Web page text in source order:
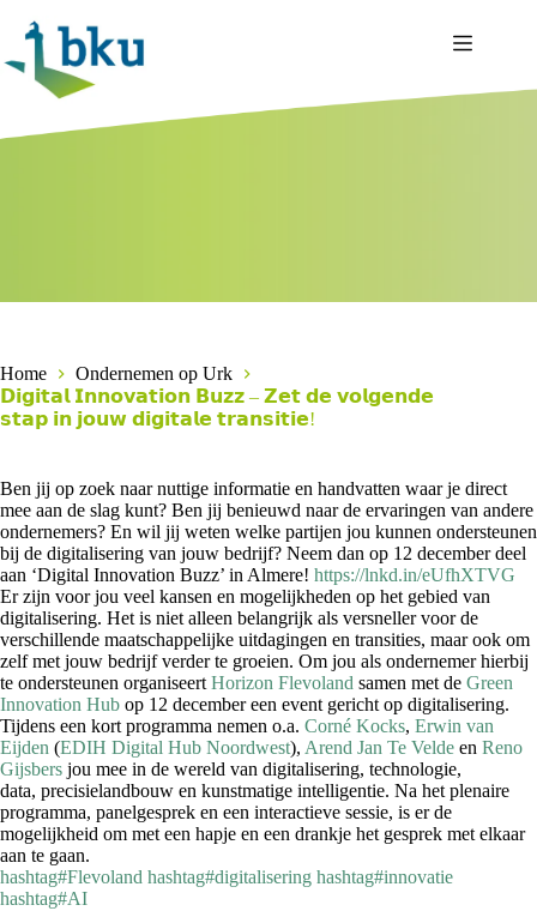
naar
inhoud
Home
Ondernemen op Urk
𝗗𝗶𝗴𝗶𝘁𝗮𝗹 𝗜𝗻𝗻𝗼𝘃𝗮𝘁𝗶𝗼𝗻 𝗕𝘂𝘇𝘇 – 𝗭𝗲𝘁 𝗱𝗲 𝘃𝗼𝗹𝗴𝗲𝗻𝗱𝗲
𝘀𝘁𝗮𝗽 𝗶𝗻 𝗷𝗼𝘂𝘄 𝗱𝗶𝗴𝗶𝘁𝗮𝗹𝗲 𝘁𝗿𝗮𝗻𝘀𝗶𝘁𝗶𝗲!
Ben jij op zoek naar nuttige informatie en handvatten waar je direct
mee aan de slag kunt? Ben jij benieuwd naar de ervaringen van andere
ondernemers? En wil jij weten welke partijen jou kunnen ondersteunen
bij de digitalisering van jouw bedrijf? Neem dan op 12 december deel
aan ‘Digital Innovation Buzz’ in Almere! https://lnkd.in/eUfhXTVG
Er zijn voor jou veel kansen en mogelijkheden op het gebied van
digitalisering. Het is niet alleen belangrijk als versneller voor de
verschillende maatschappelijke uitdagingen en transities, maar ook om
zelf met jouw bedrijf verder te groeien. Om jou als ondernemer hierbij
te ondersteunen organiseert Horizon Flevoland samen met de Green
Innovation Hub op 12 december een event gericht op digitalisering.
Tijdens een kort programma nemen o.a. Corné Kocks, Erwin van
Eijden (EDIH Digital Hub Noordwest), Arend Jan Te Velde en Reno
Gijsbers jou mee in de wereld van digitalisering, technologie,
data, precisielandbouw en kunstmatige intelligentie. Na het plenaire
programma, panelgesprek en een interactieve sessie, is er de
mogelijkheid om met een hapje en een drankje het gesprek met elkaar
aan te gaan.
hashtag#Flevoland hashtag#digitalisering hashtag#innovatie
hashtag#AI